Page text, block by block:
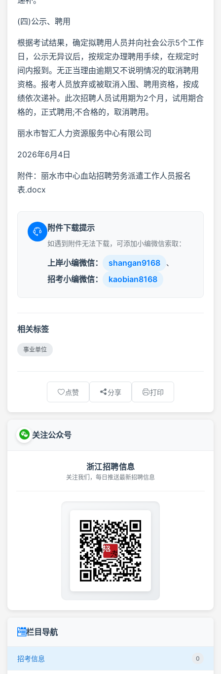
(四)公示、聘用
根据考试结果，确定拟聘用人员并向社会公示5个工作
日，公示无异议后，按规定办理聘用手续，在规定时
间内报到。无正当理由逾期又不说明情况的取消聘用
资格。报考人员放弃或被取消入围、聘用资格，按成
绩依次递补。此次招聘人员试用期为2个月，试用期合
格的，正式聘用;不合格的，取消聘用。
丽水市智汇人力资源服务中心有限公司
2026年6月4日
附件：丽水市中心血站招聘劳务派遣工作人员报名
表.docx
附件下载提示
如遇到附件无法下载，可添加小编微信索取：
上岸小编微信： shangan9168 、
招考小编微信： kaobian8168
相关标签
事业单位
点赞 分享 打印
关注公众号
浙江招聘信息
关注我们，每日推送最新招聘信息
栏目导航
招考信息 0